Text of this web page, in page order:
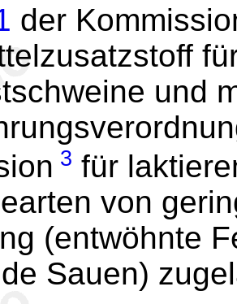
der
und
3 für
von
(entwöhnte
Sauen)